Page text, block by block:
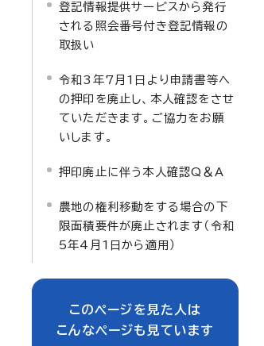
登記情報提供サービスから発行
される照会番号付き登記情報の
取扱い
令和3年7月1日より申請書等へ
の押印を廃止し、本人確認をさせ
ていただきます。ご協力をお願
いします。
押印廃止に伴う本人確認Q＆A
農地の権利移動をする場合の下
限面積要件が廃止されます（令和
5年4月1日から適用）
このページを見た人は
こんなページも見ています